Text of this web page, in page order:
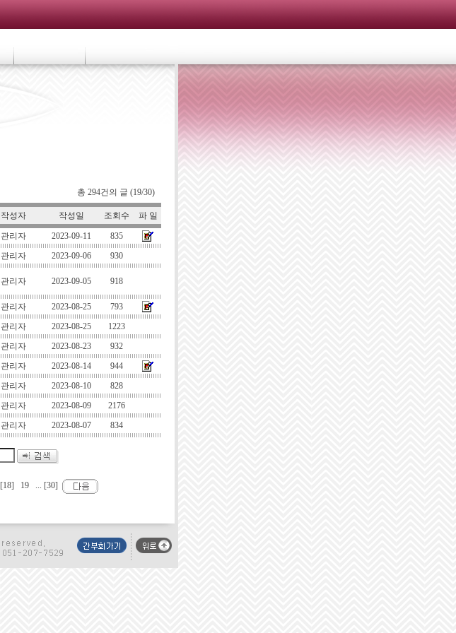
총 294건의 글 (19/30)
작성자 작성일 조회수 파 일
관리자 2023-09-11
835
관리자 2023-09-06 930
관리자 2023-09-05 918
관리자 2023-08-25
793
관리자 2023-08-25
1223
관리자 2023-08-23
932
관리자 2023-08-14
944
관리자 2023-08-10
828
관리자 2023-08-09
2176
관리자 2023-08-07 834
[18] 19 ... [30]